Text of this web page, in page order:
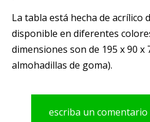
La tabla está hecha de acrílico
disponible en diferentes
dimensiones son de 195 x 90 x
almohadillas de goma).
escriba un comentario